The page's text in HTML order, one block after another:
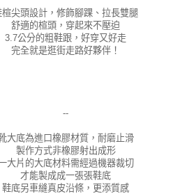
楦尖頭設計，修飾腳踝、拉長雙腿
舒適的楦頭，穿起來不壓迫
3.7公分的粗鞋跟，好穿又好走
完全就是逛街走路好夥伴！
--
大底為進口橡膠材質，耐磨止滑
製作方式非橡膠射出成形
大片的大底材料需經過機器裁切
才能製成成一張張鞋底
鞋底另車縫真皮沿條，更添質感